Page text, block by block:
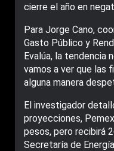
cierre el año en
Para Jorge Cano,
Gasto Público y
Evalúa, la tendencia
vamos a ver que las
alguna manera
El investigador
proyecciones,
pesos, pero recibirá
Secretaría de